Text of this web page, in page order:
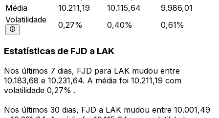
Média
10.211,19 10.115,64
9.986,01
Volatilidade
0,27% 0,40% 0,61%
Estatísticas de FJD a LAK
Nos últimos 7 dias, FJD para LAK mudou entre
10.183,68 e 10.231,64. A média foi 10.211,19 com
volatilidade 0,27% .
Nos últimos 30 dias, FJD a LAK mudou entre 10.001,49